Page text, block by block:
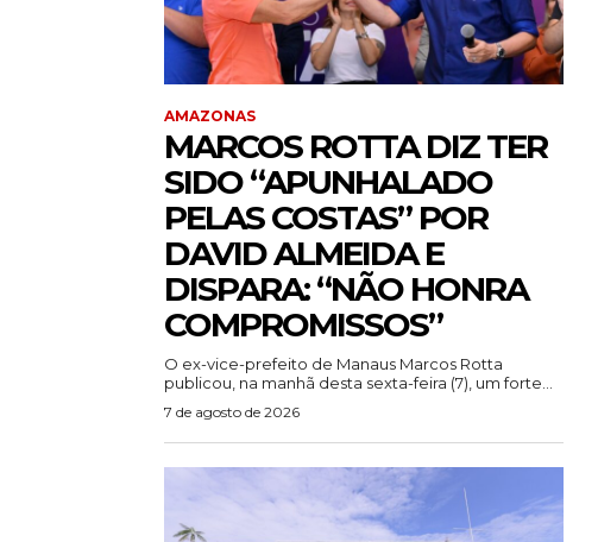
AMAZONAS
MARCOS ROTTA DIZ TER
SIDO “APUNHALADO
PELAS COSTAS” POR
DAVID ALMEIDA E
DISPARA: “NÃO HONRA
COMPROMISSOS”
O ex-vice-prefeito de Manaus Marcos Rotta
publicou, na manhã desta sexta-feira (7), um forte...
7 de agosto de 2026